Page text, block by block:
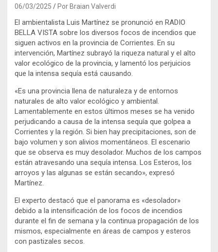
06/03/2025 Por Braian Valverdi
El ambientalista Luis Martínez se pronunció en RADIO
BELLA VISTA sobre los diversos focos de incendios que
siguen activos en la provincia de Corrientes. En su
intervención, Martínez subrayó la riqueza natural y el alto
valor ecológico de la provincia, y lamentó los perjuicios
que la intensa sequía está causando.
«Es una provincia llena de naturaleza y de entornos
naturales de alto valor ecológico y ambiental.
Lamentablemente en estos últimos meses se ha venido
perjudicando a causa de la intensa sequía que golpea a
Corrientes y la región. Si bien hay precipitaciones, son de
bajo volumen y son alivios momentáneos. El escenario
que se observa es muy desolador. Muchos de los campos
están atravesando una sequía intensa. Los Esteros, los
arroyos y las algunas se están secando», expresó
Martínez.
El experto destacó que el panorama es «desolador»
debido a la intensificación de los focos de incendios
durante el fin de semana y la continua propagación de los
mismos, especialmente en áreas de campos y esteros
con pastizales secos.